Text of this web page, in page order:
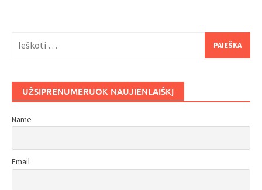
UŽSIPRENUMERUOK NAUJIENLAIŠKĮ
Name
Email